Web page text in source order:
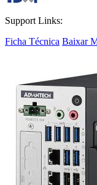
Support Links:
Ficha Técnica Baixar